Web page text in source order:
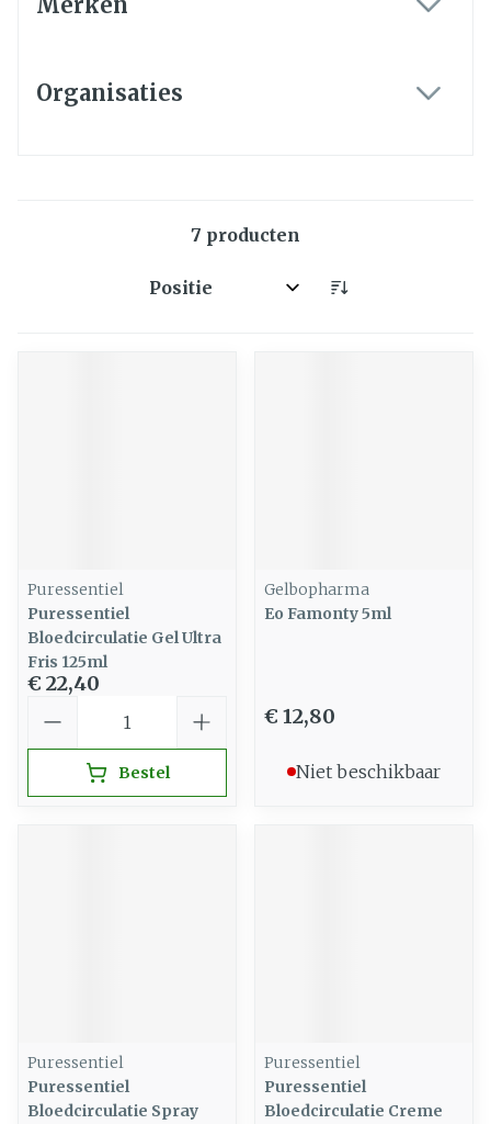
Organisaties
7 producten
Sorteer op:
Puressentiel
Puressentiel
Bloedcirculatie Gel Ultra
Fris 125ml
€ 22,40
Bestel
Gelbopharma
Eo Famonty 5ml
€ 12,80
Niet beschikbaar
Puressentiel
Puressentiel
Bloedcirculatie Spray
Puressentiel
Puressentiel
Bloedcirculatie Creme